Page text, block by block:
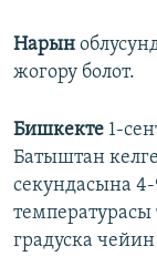
Нарын
жогору болот.
Бишкекте 1-
Батыштан
секундасына
температурасы
градуска